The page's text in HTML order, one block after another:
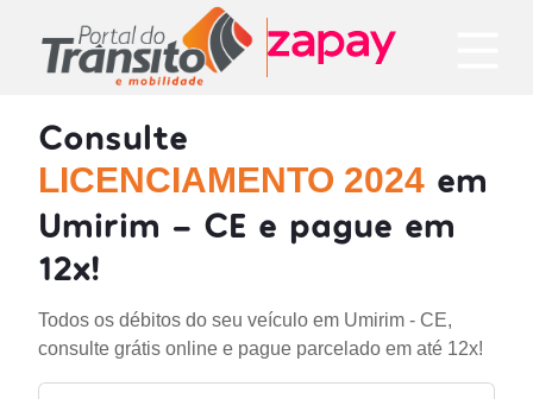
Consulte
LICENCIAMENTO 2024 em
Umirim - CE e pague em
12x!
Todos os débitos do seu veículo em Umirim - CE,
consulte grátis online e pague parcelado em até 12x!